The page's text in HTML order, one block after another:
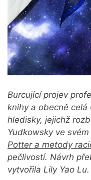
Burcující projev
knihy a obecně celá
hledisky, jejichž
Yudkowsky ve
Potter a metody
pečlivostí. Návrh
vytvořila Lily Yao Lu.